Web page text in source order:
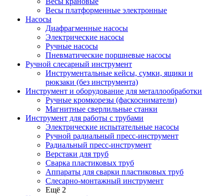
Весы платформенные электронные
Насосы
Диафрагменные насосы
Электрические насосы
Ручные насосы
Пневматические поршневые насосы
Ручной слесарный инструмент
Инструментальные кейсы, сумки, ящики и
рюкзаки (без инструмента)
Инструмент и оборудование для металлообработки
Ручные кромкорезы (фаскосниматели)
Магнитные сверлильные станки
Инструмент для работы с трубами
Электрические испытательные насосы
Ручной радиальный пресс-инструмент
Радиальный пресс-инструмент
Верстаки для труб
Сварка пластиковых труб
Аппараты для сварки пластиковых труб
Слесарно-монтажный инструмент
Ещё 2